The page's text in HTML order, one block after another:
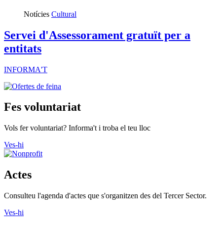
Notícies Cultural
Servei d'Assessorament gratuït per a
entitats
INFORMA'T
Fes voluntariat
Vols fer voluntariat? Informa't i troba el teu lloc
Ves-hi
Actes
Consulteu l'agenda d'actes que s'organitzen des del Tercer Sector.
Ves-hi